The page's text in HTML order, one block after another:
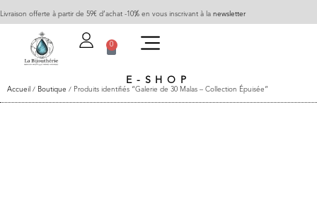
Livraison offerte à partir de 59€ d’achat -10% en vous inscrivant à la newsletter
0
E-SHOP
Accueil / Boutique / Produits identifiés “Galerie de 30 Malas – Collection Épuisée”